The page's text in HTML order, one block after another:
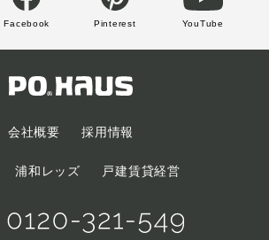
Facebook Pinterest YouTube
会社概要 採用情報
浦和レッズ 戸建賃貸経営